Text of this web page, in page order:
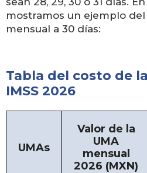
mostramos un ejemplo
mensual a 30 días:
Tabla del costo de
IMSS 2026
UMAs
Valor de la
UMA
mensual
2026 (MXN)